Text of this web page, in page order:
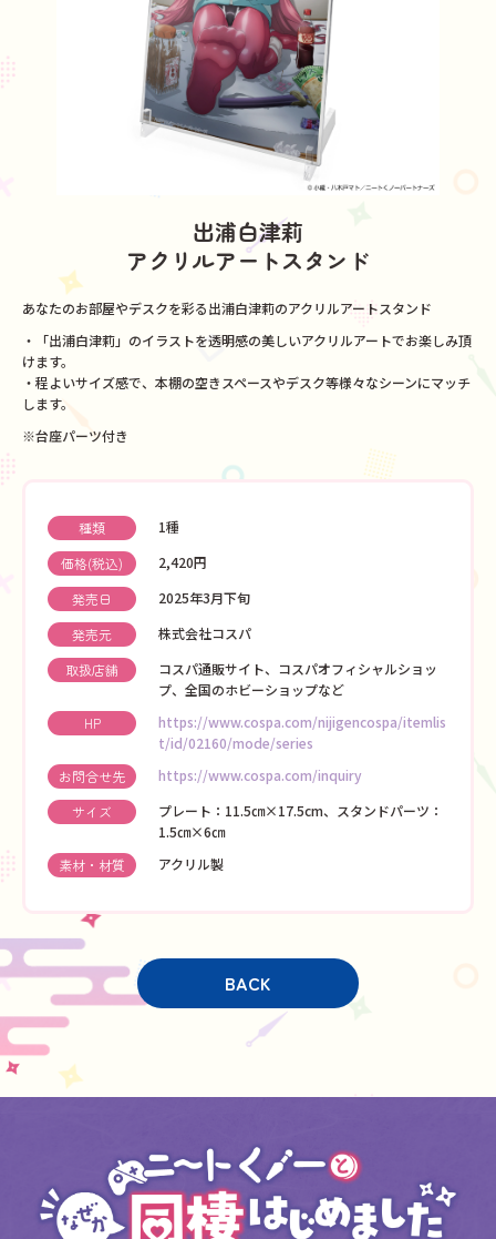
出浦白津莉
アクリルアートスタンド
あなたのお部屋やデスクを彩る出浦白津莉のアクリルアートスタンド
・「出浦白津莉」のイラストを透明感の美しいアクリルアートでお楽しみ頂
けます。
・程よいサイズ感で、本棚の空きスペースやデスク等様々なシーンにマッチ
します。
※台座パーツ付き
種類
1種
価格(税込)
2,420円
発売日
2025年3月下旬
発売元
株式会社コスパ
取扱店舗
コスパ通販サイト、コスパオフィシャルショッ
プ、全国のホビーショップなど
HP
https://www.cospa.com/nijigencospa/itemlis
t/id/02160/mode/series
お問合せ先
https://www.cospa.com/inquiry
サイズ
プレート：11.5㎝×17.5cm、スタンドパーツ：
1.5㎝×6㎝
素材・材質
アクリル製
BACK